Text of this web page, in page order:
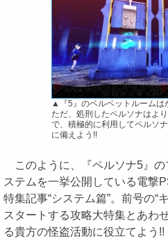
▲『5』のベルベットルーム
ただ、処刑したペルソナはよ
で、積極的に利用してペルソ
に備えよう!!
このように、『ペルソナ5』の
ステムを一挙公開している電撃
特集記事“システム篇”。前号の“
スタートする攻略大特集とあわ
る貴方の怪盗活動に役立てよう!!